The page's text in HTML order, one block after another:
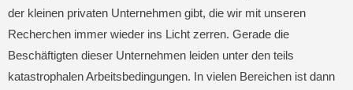
der kleinen privaten Unternehmen gibt, die wir mit unseren
Recherchen immer wieder ins Licht zerren. Gerade die
Beschäftigten dieser Unternehmen leiden unter den teils
katastrophalen Arbeitsbedingungen. In vielen Bereichen ist dann